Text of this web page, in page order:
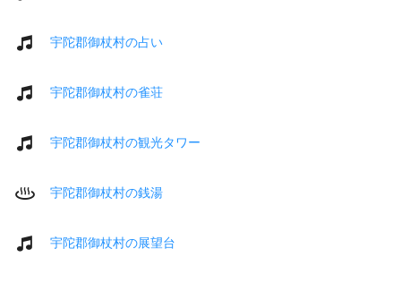
宇陀郡御杖村の占い
宇陀郡御杖村の雀荘
宇陀郡御杖村の観光タワー
宇陀郡御杖村の銭湯
宇陀郡御杖村の展望台